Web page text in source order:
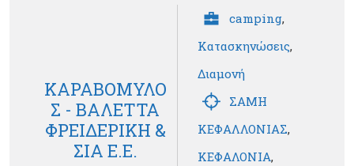
ΚΑΡΑΒΟΜΥΛΟ
Σ - ΒΑΛΕΤΤΑ
ΦΡΕΙΔΕΡΙΚΗ &
ΣΙΑ Ε.Ε.
camping,
Κατασκηνώσεις,
Διαμονή
ΣΑΜΗ
ΚΕΦΑΛΛΟΝΙΑΣ,
ΚΕΦΑΛΟΝΙΑ,